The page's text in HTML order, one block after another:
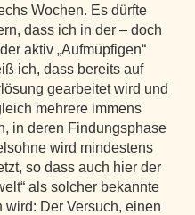
Wochen. Es dürfte
dass ich in der – doch
aktiv „Aufmüpfigen“
ich, dass bereits auf
gearbeitet wird und
mehrere immens
in deren Findungsphase
wird mindestens
so dass auch hier der
als solcher bekannte
wird: Der Versuch, einen